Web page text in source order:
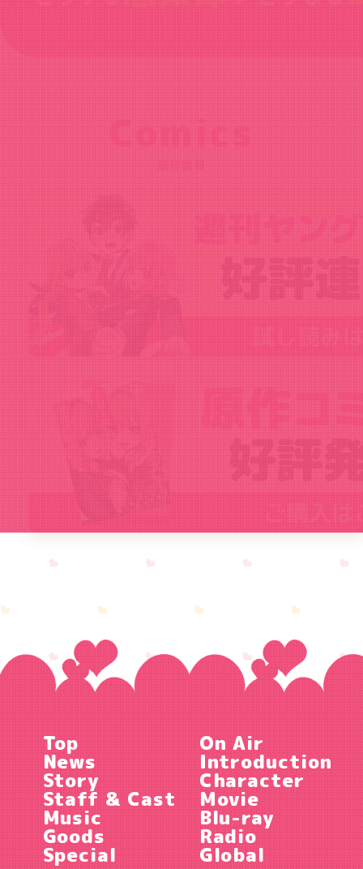
Top On Air
News Introduction
Story Character
Staff & Cast Movie
Music Blu-ray
Goods Radio
Special Global